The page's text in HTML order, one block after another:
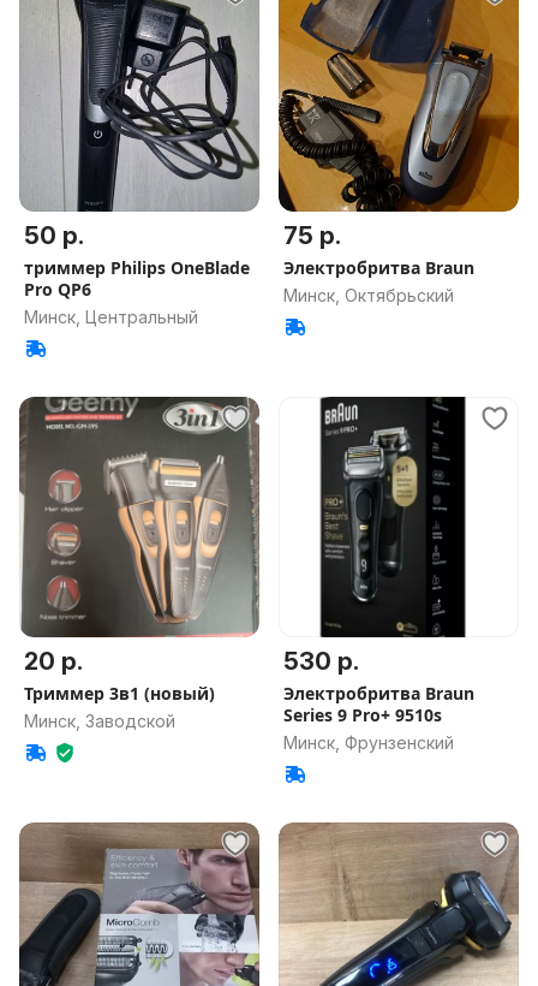
50 р.
триммер Philips OneBlade
Pro QP6
Минск, Центральный
75 р.
Электробритва Braun
Минск, Октябрьский
20 р.
Триммер 3в1 (новый)
Минск, Заводской
530 р.
Электробритва Braun
Series 9 Pro+ 9510s
Минск, Фрунзенский